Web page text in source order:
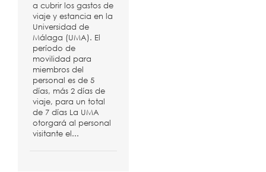
a cubrir los gastos de
viaje y estancia en la
Universidad de
Málaga (UMA). El
período de
movilidad para
miembros del
personal es de 5
días, más 2 días de
viaje, para un total
de 7 días La UMA
otorgará al personal
visitante el...